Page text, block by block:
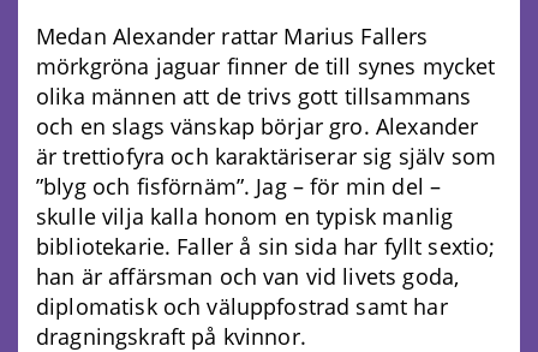
Medan Alexander rattar Marius Fallers
mörkgröna jaguar finner de till synes mycket
olika männen att de trivs gott tillsammans
och en slags vänskap börjar gro. Alexander
är trettiofyra och karaktäriserar sig själv som
”blyg och fisförnäm”. Jag – för min del –
skulle vilja kalla honom en typisk manlig
bibliotekarie. Faller å sin sida har fyllt sextio;
han är affärsman och van vid livets goda,
diplomatisk och väluppfostrad samt har
dragningskraft på kvinnor.